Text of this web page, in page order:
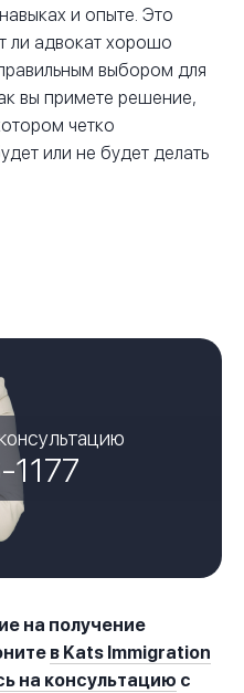
и опыте. Это
ли адвокат хорошо
выбором для
вы примете решение,
четко
или не будет делать
1177
на получение
в Kats Immigration
на консультацию с